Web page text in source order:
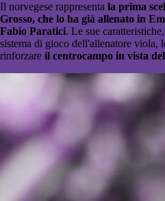
Il norvegese rappresenta la prima
Grosso, che lo ha già allenato in
Fabio Paratici. Le sue
sistema di gioco dell'allenatore viola,
rinforzare il centrocampo in vista